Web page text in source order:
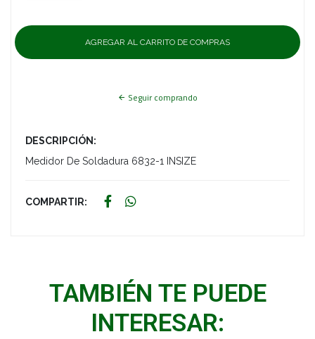
Seguir comprando
DESCRIPCIÓN:
Medidor De Soldadura 6832-1 INSIZE
COMPARTIR:
TAMBIÉN TE PUEDE
INTERESAR: